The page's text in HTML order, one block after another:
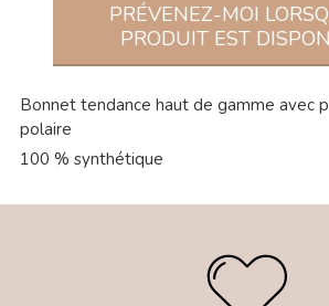
PRÉVENEZ-MOI
PRODUIT EST
Bonnet tendance haut de gamme avec
polaire
100 % synthétique